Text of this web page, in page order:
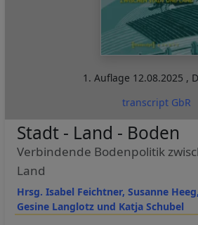
1. Auflage 12.08.2025 ,
transcript GbR
Hrsg. Isabel Feichtner, Susanne
Gesine Langlotz und Katja Schubel
Stadt - Land - Boden
Verbindende Bodenpolitik
Land